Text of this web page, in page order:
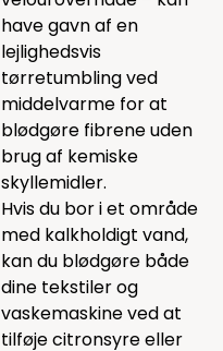
have gavn af en
lejlighedsvis
tørretumbling ved
middelvarme for at
blødgøre fibrene uden
brug af kemiske
skyllemidler.
Hvis du bor i et område
med kalkholdigt vand,
kan du blødgøre både
dine tekstiler og
vaskemaskine ved at
tilføje citronsyre eller